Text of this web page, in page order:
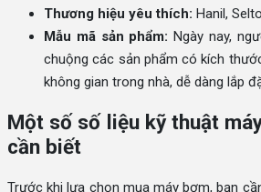
Thương hiệu yêu thích: Hanil,
Mẫu mã sản phẩm: Ngày nay,
chuộng các sản phẩm có kích
không gian trong nhà, dễ dàng lắp
Một số số liệu kỹ thuật
cần biết
Trước khi lựa chọn mua máy bơm, bạn